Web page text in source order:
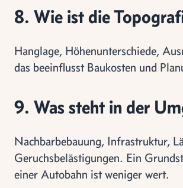
8. Wie ist die
Hanglage, Höhenunterschiede,
das beeinflusst Baukosten und
9. Was steht in der
Nachbarbebauung, Infrastruktur,
Geruchsbelästigungen. Ein
einer Autobahn ist weniger wert.